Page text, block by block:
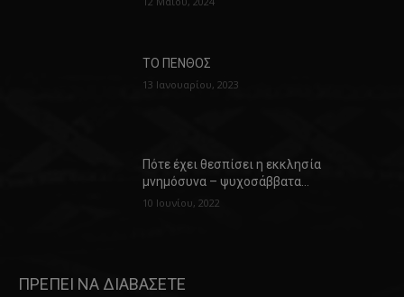
ΤΟ ΠΕΝΘΟΣ
13 Ιανουαρίου, 2023
Πότε έχει θεσπίσει η εκκλησία
μνημόσυνα – ψυχοσάββατα…
10 Ιουνίου, 2022
ΠΡΕΠΕΙ ΝΑ ΔΙΑΒΑΣΕΤΕ